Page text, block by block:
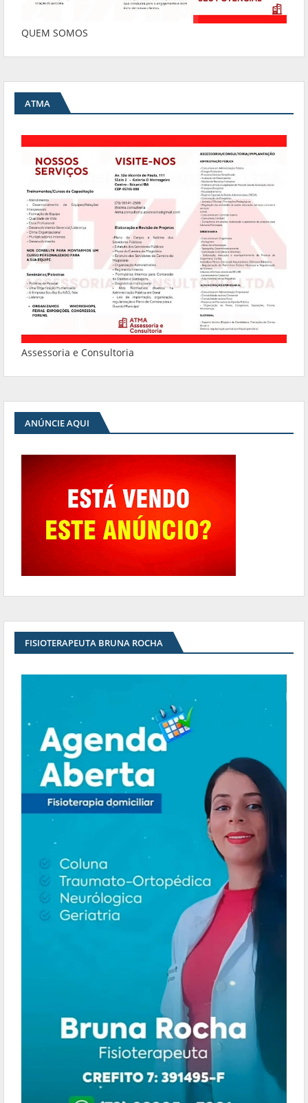
QUEM SOMOS
ATMA
Assessoria e Consultoria
ANÚNCIE AQUI
FISIOTERAPEUTA BRUNA ROCHA